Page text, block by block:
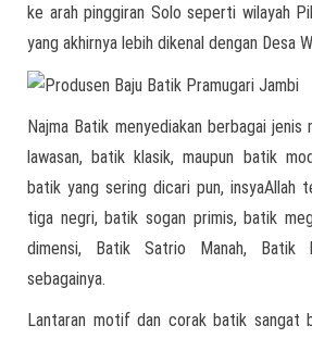
ke arah pinggiran Solo seperti wilayah
yang akhirnya lebih dikenal dengan Desa
Najma Batik menyediakan berbagai
lawasan, batik klasik, maupun batik
batik yang sering dicari pun, insyaAllah
tiga negri, batik sogan primis, batik
dimensi, Batik Satrio Manah,
sebagainya.
Lantaran motif dan corak batik sangat